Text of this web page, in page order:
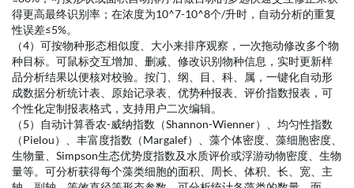
3、分析指标
（1）系统内含依据人工智能Ai增强深度学习获得的蓝藻门、硅藻
门、绿藻门、裸藻门、隐藻门、金藻门、甲藻门、黄藻门常见的
200+个以上属种淡水藻类的自动分类识别库，可勾选去掉识别库中
在当地没有的藻属，以确保最大识别涵盖能力的前提下，有效避免
混淆误判。支持识别库在线更新。用户可根据当地水样自行学习扩
展识别库属种。
（2）系统是一键操作到底直接出报告的全自动识别分析系统，并支
持拍照与识别分析的双进程同步操作。可自动分类分析3～1000μm
的藻类，1个0.1mL藻类计数框100个视野的自动识别分析时间≤5分
钟（视野数25-400个及全片可选），检测范围为10^4-10^10个细
胞/升（cells/L）。